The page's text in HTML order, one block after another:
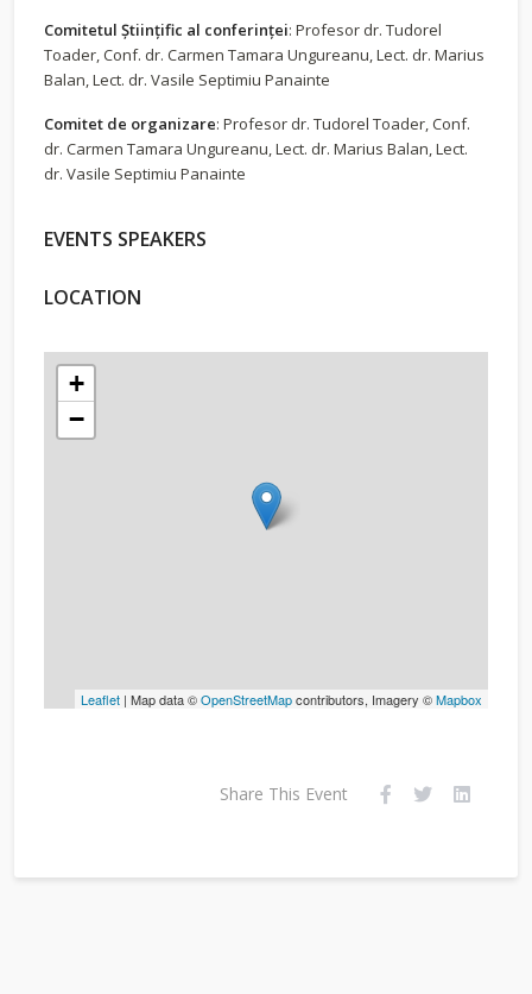
Comitetul Științific al conferinței: Profesor dr. Tudorel
Toader, Conf. dr. Carmen Tamara Ungureanu, Lect. dr. Marius
Balan, Lect. dr. Vasile Septimiu Panainte
Comitet de organizare: Profesor dr. Tudorel Toader, Conf.
dr. Carmen Tamara Ungureanu, Lect. dr. Marius Balan, Lect.
dr. Vasile Septimiu Panainte
EVENTS SPEAKERS
LOCATION
+
−
Leaflet | Map data ©OpenStreetMapcontributors, Imagery ©Mapbox
Share This Event